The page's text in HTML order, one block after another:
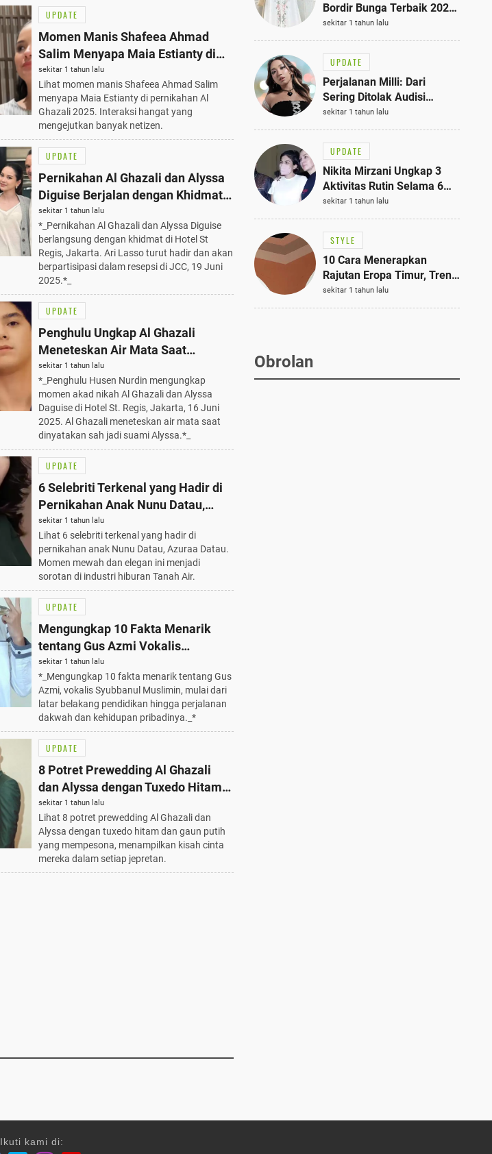
UPDATE
Momen Manis Shafeea Ahmad
Salim Menyapa Maia Estianty di
Pernikahan Al Ghazali 2025
sekitar 1 tahun lalu
Lihat momen manis Shafeea Ahmad Salim
menyapa Maia Estianty di pernikahan Al
Ghazali 2025. Interaksi hangat yang
mengejutkan banyak netizen.
UPDATE
Pernikahan Al Ghazali dan Alyssa
Diguise Berjalan dengan Khidmat,
Ari Lasso Turut Hadir 19 Juni 2025
sekitar 1 tahun lalu
*_Pernikahan Al Ghazali dan Alyssa Diguise
berlangsung dengan khidmat di Hotel St
Regis, Jakarta. Ari Lasso turut hadir dan akan
berpartisipasi dalam resepsi di JCC, 19 Juni
2025.*_
UPDATE
Penghulu Ungkap Al Ghazali
Meneteskan Air Mata Saat
Dinyatakan Sah Jadi Suami Alyssa
Daguise, 16 Juni 2025
sekitar 1 tahun lalu
*_Penghulu Husen Nurdin mengungkap
momen akad nikah Al Ghazali dan Alyssa
Daguise di Hotel St. Regis, Jakarta, 16 Juni
2025. Al Ghazali meneteskan air mata saat
dinyatakan sah jadi suami Alyssa.*_
UPDATE
6 Selebriti Terkenal yang Hadir di
Pernikahan Anak Nunu Datau,
Azuraa Datau: Momen Mewah dan
Elegan
sekitar 1 tahun lalu
Lihat 6 selebriti terkenal yang hadir di
pernikahan anak Nunu Datau, Azuraa Datau.
Momen mewah dan elegan ini menjadi
sorotan di industri hiburan Tanah Air.
UPDATE
Mengungkap 10 Fakta Menarik
tentang Gus Azmi Vokalis
Syubbanul Muslimin yang
Multitalenta
sekitar 1 tahun lalu
*_Mengungkap 10 fakta menarik tentang Gus
Azmi, vokalis Syubbanul Muslimin, mulai dari
latar belakang pendidikan hingga perjalanan
dakwah dan kehidupan pribadinya._*
UPDATE
8 Potret Prewedding Al Ghazali
dan Alyssa dengan Tuxedo Hitam
dan Gaun Putih yang Mempesona
sekitar 1 tahun lalu
Lihat 8 potret prewedding Al Ghazali dan
Alyssa dengan tuxedo hitam dan gaun putih
yang mempesona, menampilkan kisah cinta
mereka dalam setiap jepretan.
Bordir Bunga Terbaik 2025,
Stylish untuk Hangout
hingga Acara Semi-Formal
sekitar 1 tahun lalu
UPDATE
Perjalanan Milli: Dari
Sering Ditolak Audisi
hingga Menjadi Rapper Top
10 Thailand
sekitar 1 tahun lalu
UPDATE
Nikita Mirzani Ungkap 3
Aktivitas Rutin Selama 6
Bulan di Rutan Pondok
Bambu, Terungkap!
sekitar 1 tahun lalu
STYLE
10 Cara Menerapkan
Rajutan Eropa Timur, Tren
Mode Terbaik dan Paling
Dicari 2023
sekitar 1 tahun lalu
Obrolan
Ikuti kami di: